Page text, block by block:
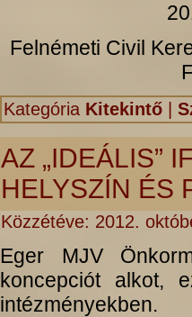
Felnémeti
Kategória Kitekintő
AZ „IDEÁLIS”
HELYSZÍN ÉS
Közzétéve: 2012.
Eger MJV
koncepciót alkot,
intézményekben.